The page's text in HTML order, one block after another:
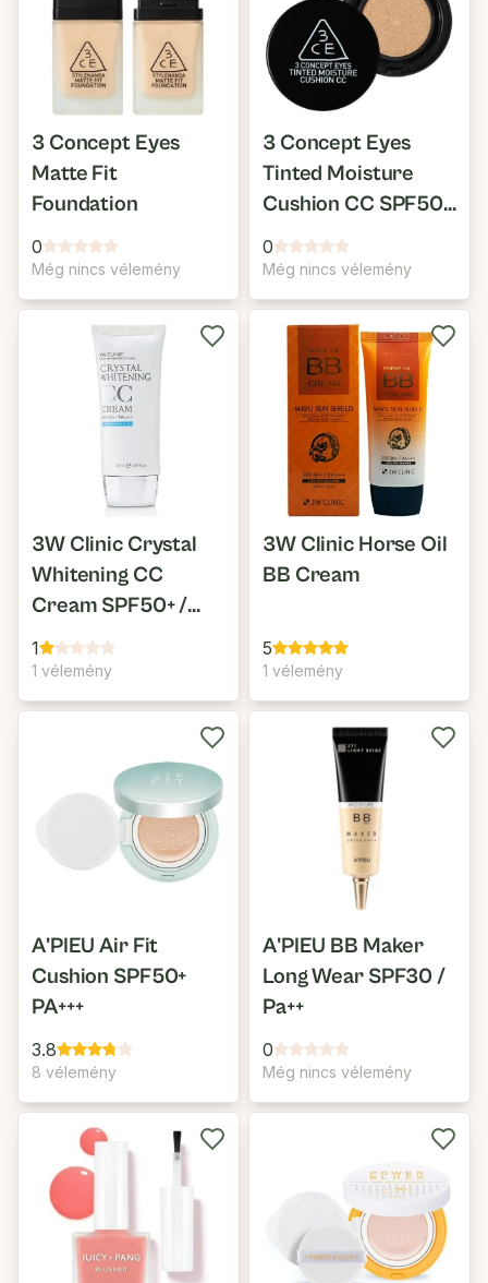
3 Concept Eyes
Matte Fit
Foundation
0
Még nincs vélemény
3 Concept Eyes
Tinted Moisture
Cushion CC SPF50+
/ PA+++
0
Még nincs vélemény
3W Clinic Crystal
Whitening CC
Cream SPF50+ /
PA+++
1
1 vélemény
3W Clinic Horse Oil
BB Cream
5
1 vélemény
A'PIEU Air Fit
Cushion SPF50+
PA+++
3.8
8 vélemény
A'PIEU BB Maker
Long Wear SPF30 /
Pa++
0
Még nincs vélemény